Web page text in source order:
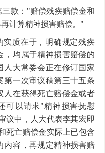
三款："赔偿残疾赔偿金和
计算精神损害赔偿。"
实质在于，明确规定残疾
，均属于精神损害赔偿的
人大常委会正在修订国家
第一次审议稿第三十五条
人在获得死亡赔偿金或者
可以请求"精神损害抚慰
议中，人大代表李其宏即
死亡赔偿金实际上已包含
内容，再规定精神损害赔